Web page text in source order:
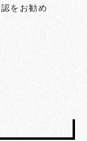
をお勧め